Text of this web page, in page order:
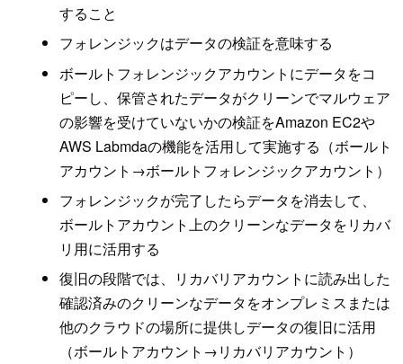
すること
フォレンジックはデータの検証を意味する
ボールトフォレンジックアカウントにデータをコ
ピーし、保管されたデータがクリーンでマルウェア
の影響を受けていないかの検証をAmazon EC2や
AWS Labmdaの機能を活用して実施する（ボールト
アカウント→ボールトフォレンジックアカウント）
フォレンジックが完了したらデータを消去して、
ボールトアカウント上のクリーンなデータをリカバ
リ用に活用する
復旧の段階では、リカバリアカウントに読み出した
確認済みのクリーンなデータをオンプレミスまたは
他のクラウドの場所に提供しデータの復旧に活用
（ボールトアカウント→リカバリアカウント）